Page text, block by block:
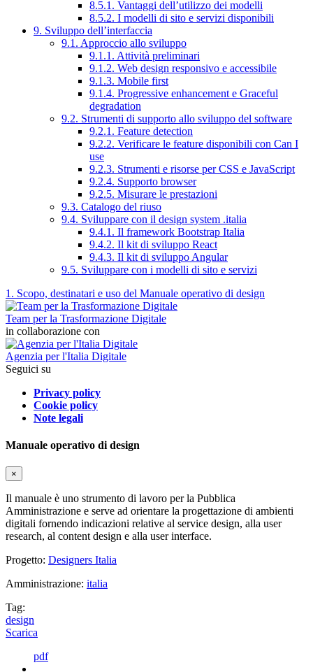
8.5.1. Vantaggi dell’utilizzo dei modelli
8.5.2. I modelli di sito e servizi disponibili
9. Sviluppo dell’interfaccia
9.1. Approccio allo sviluppo
9.1.1. Attività preliminari
9.1.2. Web design responsivo e accessibile
9.1.3. Mobile first
9.1.4. Progressive enhancement e Graceful
degradation
9.2. Strumenti di supporto allo sviluppo del software
9.2.1. Feature detection
9.2.2. Verificare le feature disponibili con Can I
use
9.2.3. Strumenti e risorse per CSS e JavaScript
9.2.4. Supporto browser
9.2.5. Misurare le prestazioni
9.3. Catalogo del riuso
9.4. Sviluppare con il design system .italia
9.4.1. Il framework Bootstrap Italia
9.4.2. Il kit di sviluppo React
9.4.3. Il kit di sviluppo Angular
9.5. Sviluppare con i modelli di sito e servizi
1. Scopo, destinatari e uso del Manuale operativo di design
Team per la Trasformazione Digitale
in collaborazione con
Agenzia per l'Italia Digitale
Seguici su
Privacy policy
Cookie policy
Note legali
Manuale operativo di design
×
Il manuale è uno strumento di lavoro per la Pubblica
Amministrazione e serve ad orientare la progettazione di ambienti
digitali fornendo indicazioni relative al service design, alla user
research, al content design e alla user interface.
Progetto: Designers Italia
Amministrazione: italia
Tag:
design
Scarica
pdf